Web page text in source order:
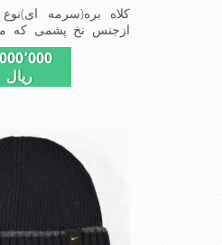
کلاه بره(سرمه
ازجنس نخ پشمی که
ازکلاه تولیدشده
افرادخوش پوش
ریال